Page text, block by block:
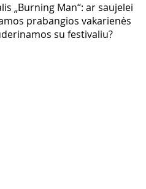
„Burning Man“: ar saujelei
prabangios vakarienės
su festivaliu?